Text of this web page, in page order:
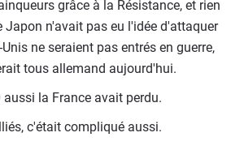
grâce à la Résistance, et rien
Japon n'avait pas eu l'idée d'attaquer
ne seraient pas entrés en guerre,
tous allemand aujourd'hui.
la France avait perdu.
c'était compliqué aussi.